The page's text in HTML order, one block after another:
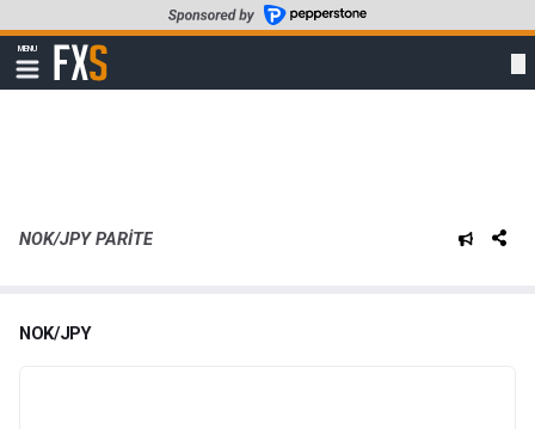
to
main
content
MENU
Show
navigation
FXStreet
NOK/JPY PARITE
NOK/JPY